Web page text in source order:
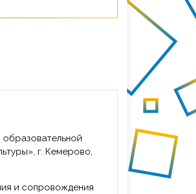
г. Кемерово,
и сопровождения